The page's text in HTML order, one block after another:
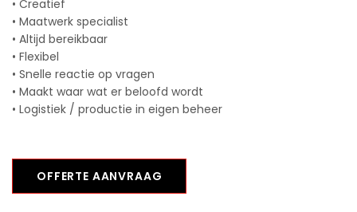
• Creatief
• Maatwerk specialist
• Altijd bereikbaar
• Flexibel
• Snelle reactie op vragen
• Maakt waar wat er beloofd wordt
• Logistiek / productie in eigen beheer
OFFERTE AANVRAAG